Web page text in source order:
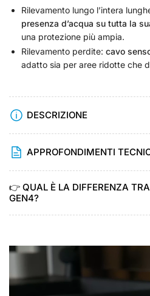
Rilevamento lungo l’intera
presenza d’acqua su tutta la
una protezione più ampia.
Rilevamento perdite: cavo
adatto sia per aree ridotte che
DESCRIZIONE
APPROFONDIMENTI
👉 QUAL È LA DIFFERENZA
GEN4?